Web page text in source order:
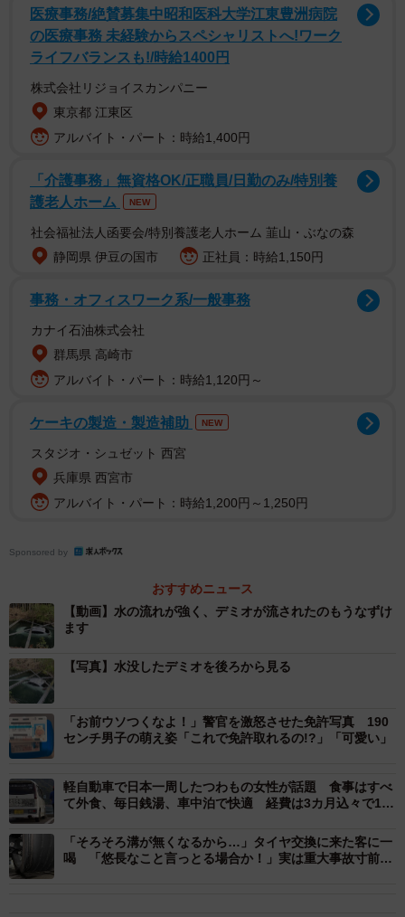
用水路の水を止め、デミオ引き上げ
水没したデミオを別角度から見る（提供画像）
車が沈んでいたのは、川ではなく「のいちあじさい街道」
沿いを流れる用水路でした。用水路といっても、デミオが
すっぽり入るくらい水深が深く、幅がある川のような場所
です。
日。高齢の夫婦が「のいちあじさい街道」の駐車場にデミ
オを駐車しようとした際、運転操作を誤り、駐車場外の斜
面を滑って用水路に落ちたといいます。用水路は水流が強
く、デミオは流された末、川に鋼材を渡した場所に引っか
かって止まりました。「のいちあじさい街道」は桜並木が
あり、ちょうど桜が満開の季節。SNSで話題となり、花見
に来た人が、花びら舞い散る川面に沈むデミオを撮影する
姿も見られました。
医療事務/絶賛募集中昭和医科大学江東豊洲病院
の医療事務 未経験からスペシャリストへ!ワーク
ライフバランスも!/時給1400円
株式会社リジョイスカンパニー
東京都 江東区
アルバイト・パート：時給1,400円
「介護事務」無資格OK/正職員/日勤のみ/特別養
護老人ホーム
NEW
社会福祉法人函要会/特別養護老人ホーム 韮山・ぶなの森
静岡県 伊豆の国市
正社員：時給1,150円
事務・オフィスワーク系/一般事務
カナイ石油株式会社
群馬県 高崎市
アルバイト・パート：時給1,120円～
ケーキの製造・製造補助 NEW
スタジオ・シュゼット 西宮
兵庫県 西宮市
アルバイト・パート：時給1,200円～1,250円
Sponsored by
おすすめニュース
【動画】水の流れが強く、デミオが流されたのもうなずけ
ます
【写真】水没したデミオを後ろから見る
「お前ウソつくなよ！」警官を激怒させた免許写真 190
センチ男子の萌え姿「これで免許取れるの!?」「可愛い」
軽自動車で日本一周したつわもの女性が話題 食事はすべ
て外食、毎日銭湯、車中泊で快適 経費は3カ月込々で100
「そろそろ溝が無くなるから…」タイヤ交換に来た客に一
喝 「悠長なこと言っとる場合か！」実は重大事故寸前